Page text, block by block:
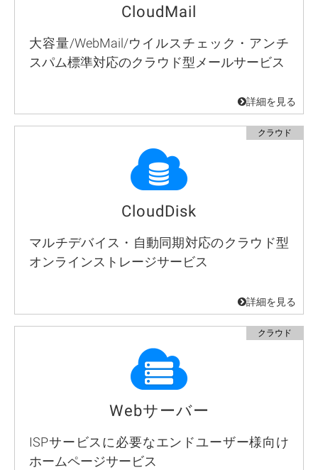
CloudMail
大容量/WebMail/ウイルスチェック・アンチ
スパム標準対応のクラウド型メールサービス
CloudDisk
マルチデバイス・自動同期対応のクラウド型
オンラインストレージサービス
Webサーバー
ISPサービスに必要なエンドユーザー様向け
ホームページサービス